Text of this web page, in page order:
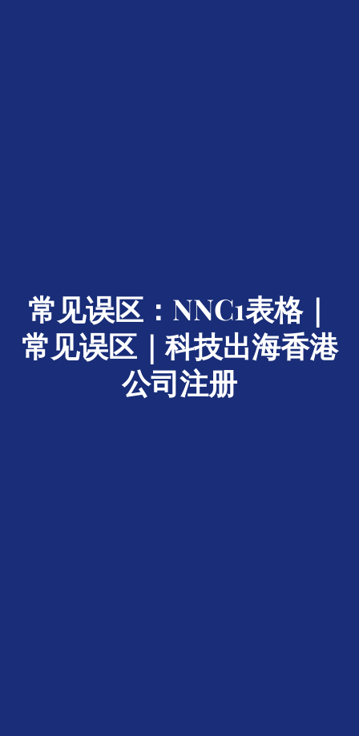
常见误区：NNC1表格｜
常见误区｜科技出海香港
公司注册